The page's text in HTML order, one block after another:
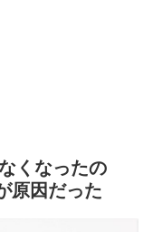
くなったの
原因だった